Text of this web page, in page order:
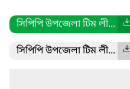
সিপিপি উপজেলা টিম লী...
সিপিপি উপজেলা টিম লী...